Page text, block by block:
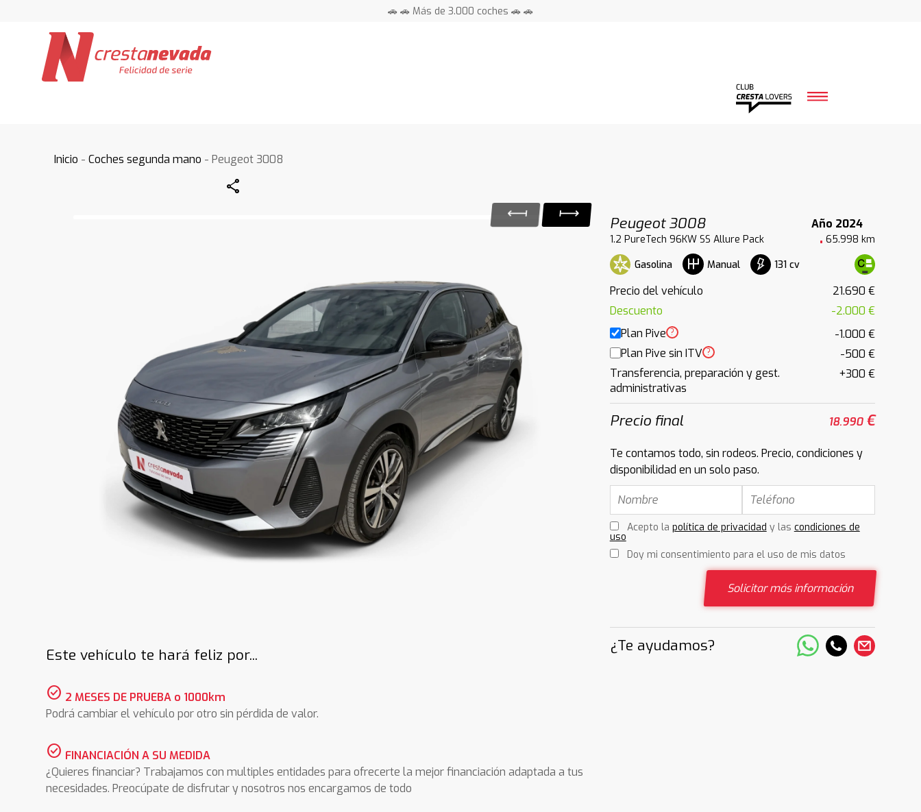
🚗 🚗 Más de 3.000 coches 🚗 🚗
Inicio -Coches segunda mano - Peugeot 3008
Share
Peugeot 3008
Año 2024
1.2 PureTech 96KW SS Allure Pack
65.998 km
Gasolina
Manual 131 cv
Precio del vehículo
21.690 €
Descuento
-2.000 €
Plan Pive ?
-1.000 €
Plan Pive sin ITV ?
-500 €
Transferencia, preparación y gest.
administrativas
+300 €
Precio final 18.990€
Te contamos todo, sin rodeos. Precio, condiciones y
disponibilidad en un solo paso.
Acepto la política de privacidad y las condiciones de
uso
Doy mi consentimiento para el uso de mis datos
Solicitar más información
¿Te ayudamos?
Este vehículo te hará feliz por...
check_circle 2 MESES DE PRUEBA o 1000km
Podrá cambiar el vehículo por otro sin pérdida de valor.
check_circle FINANCIACIÓN A SU MEDIDA
¿Quieres financiar? Trabajamos con multiples entidades para ofrecerte la mejor financiación adaptada a tus
necesidades. Preocúpate de disfrutar y nosotros nos encargamos de todo